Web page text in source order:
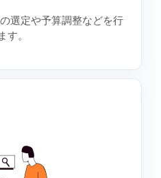
選定や予算調整などを行
す。